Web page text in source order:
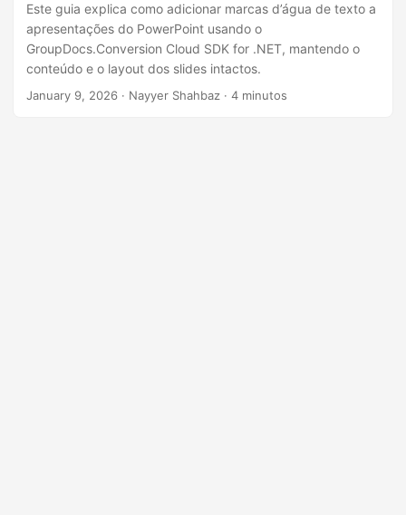
n
Este guia explica como adicionar marcas d’água de texto a
apresentações do PowerPoint usando o
GroupDocs.Conversion Cloud SDK for .NET, mantendo o
conteúdo e o layout dos slides intactos.
January 9, 2026 · Nayyer Shahbaz · 4 minutos